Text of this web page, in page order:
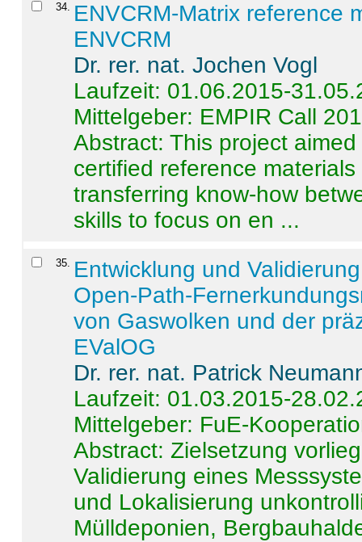
34. ENVCRM-Matrix reference
ENVCRM
Dr. rer. nat. Jochen Vogl
Laufzeit: 01.06.2015-
Mittelgeber: EMPIR Call
Abstract:This project
certified reference
transferring know-how
skills to focus on en ...
35. Entwicklung und
Open-Path-
von Gaswolken und der
EValOG
Dr. rer. nat. Patrick
Laufzeit: 01.03.2015-
Mittelgeber: FuE-
Abstract:Zielsetzung
Validierung eines
und Lokalisierung
Mülldeponien,